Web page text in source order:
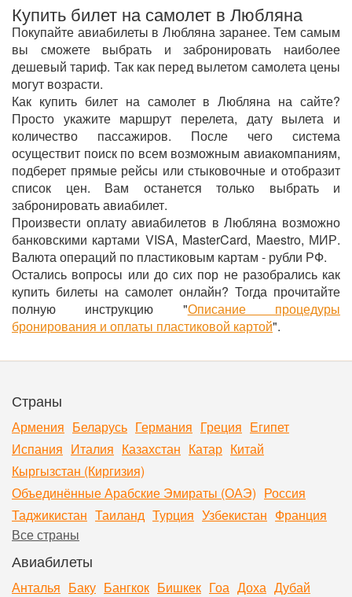
Купить билет на самолет в Любляна
Покупайте авиабилеты в Любляна заранее. Тем самым
вы сможете выбрать и забронировать наиболее
дешевый тариф. Так как перед вылетом самолета цены
могут возрасти.
Как купить билет на самолет в Любляна на сайте?
Просто укажите маршрут перелета, дату вылета и
количество пассажиров. После чего система
осуществит поиск по всем возможным авиакомпаниям,
подберет прямые рейсы или стыковочные и отобразит
список цен. Вам останется только выбрать и
забронировать авиабилет.
Произвести оплату авиабилетов в Любляна возможно
банковскими картами VISA, MasterCard, Maestro, МИР.
Валюта операций по пластиковым картам - рубли РФ.
Остались вопросы или до сих пор не разобрались как
купить билеты на самолет онлайн? Тогда прочитайте
полную инструкцию "Описание процедуры
бронирования и оплаты пластиковой картой".
Страны
Армения Беларусь Германия Греция Египет
Испания Италия Казахстан Катар Китай
Кыргызстан (Киргизия)
Объединённые Арабские Эмираты (ОАЭ) Россия
Таджикистан Таиланд Турция Узбекистан Франция
Все страны
Авиабилеты
Анталья Баку Бангкок Бишкек Гоа Доха Дубай